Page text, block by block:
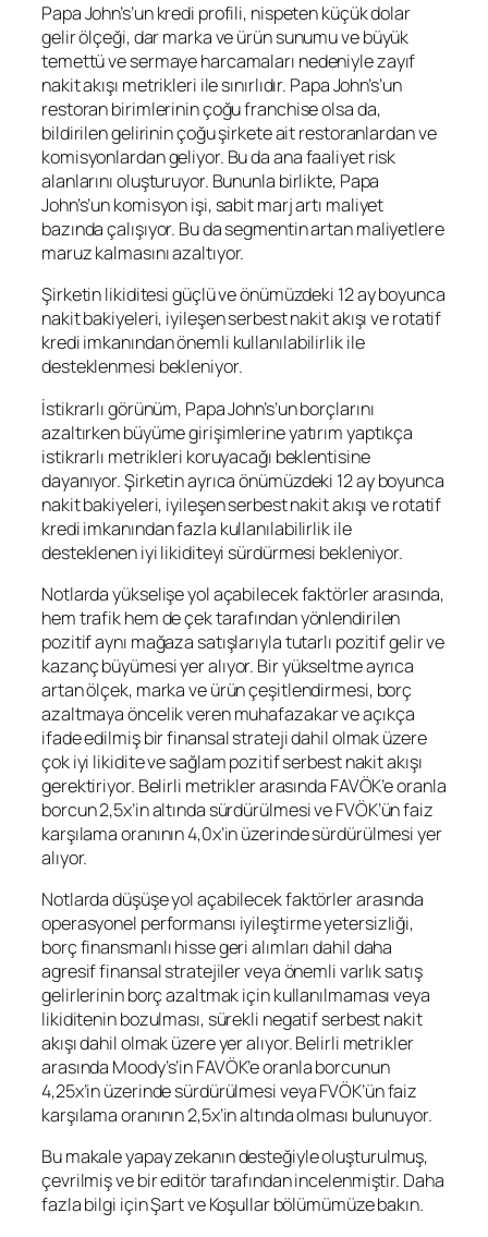
Papa John’s’un kredi profili, nispeten küçük dolar
gelir ölçeği, dar marka ve ürün sunumu ve büyük
temettü ve sermaye harcamaları nedeniyle zayıf
nakit akışı metrikleri ile sınırlıdır. Papa John’s’un
restoran birimlerinin çoğu franchise olsa da,
bildirilen gelirinin çoğu şirkete ait restoranlardan ve
komisyonlardan geliyor. Bu da ana faaliyet risk
alanlarını oluşturuyor. Bununla birlikte, Papa
John’s’un komisyon işi, sabit marj artı maliyet
bazında çalışıyor. Bu da segmentin artan maliyetlere
maruz kalmasını azaltıyor.
Şirketin likiditesi güçlü ve önümüzdeki 12 ay boyunca
nakit bakiyeleri, iyileşen serbest nakit akışı ve rotatif
kredi imkanından önemli kullanılabilirlik ile
desteklenmesi bekleniyor.
İstikrarlı görünüm, Papa John’s’un borçlarını
azaltırken büyüme girişimlerine yatırım yaptıkça
istikrarlı metrikleri koruyacağı beklentisine
dayanıyor. Şirketin ayrıca önümüzdeki 12 ay boyunca
nakit bakiyeleri, iyileşen serbest nakit akışı ve rotatif
kredi imkanından fazla kullanılabilirlik ile
desteklenen iyi likiditeyi sürdürmesi bekleniyor.
Notlarda yükselişe yol açabilecek faktörler arasında,
hem trafik hem de çek tarafından yönlendirilen
pozitif aynı mağaza satışlarıyla tutarlı pozitif gelir ve
kazanç büyümesi yer alıyor. Bir yükseltme ayrıca
artan ölçek, marka ve ürün çeşitlendirmesi, borç
azaltmaya öncelik veren muhafazakar ve açıkça
ifade edilmiş bir finansal strateji dahil olmak üzere
çok iyi likidite ve sağlam pozitif serbest nakit akışı
gerektiriyor. Belirli metrikler arasında FAVÖK’e oranla
borcun 2,5x’in altında sürdürülmesi ve FVÖK’ün faiz
karşılama oranının 4,0x’in üzerinde sürdürülmesi yer
alıyor.
Notlarda düşüşe yol açabilecek faktörler arasında
operasyonel performansı iyileştirme yetersizliği,
borç finansmanlı hisse geri alımları dahil daha
agresif finansal stratejiler veya önemli varlık satış
gelirlerinin borç azaltmak için kullanılmaması veya
likiditenin bozulması, sürekli negatif serbest nakit
akışı dahil olmak üzere yer alıyor. Belirli metrikler
arasında Moody’s’in FAVÖK’e oranla borcunun
4,25x’in üzerinde sürdürülmesi veya FVÖK’ün faiz
karşılama oranının 2,5x’in altında olması bulunuyor.
Bu makale yapay zekanın desteğiyle oluşturulmuş,
çevrilmiş ve bir editör tarafından incelenmiştir. Daha
fazla bilgi için Şart ve Koşullar bölümümüze bakın.